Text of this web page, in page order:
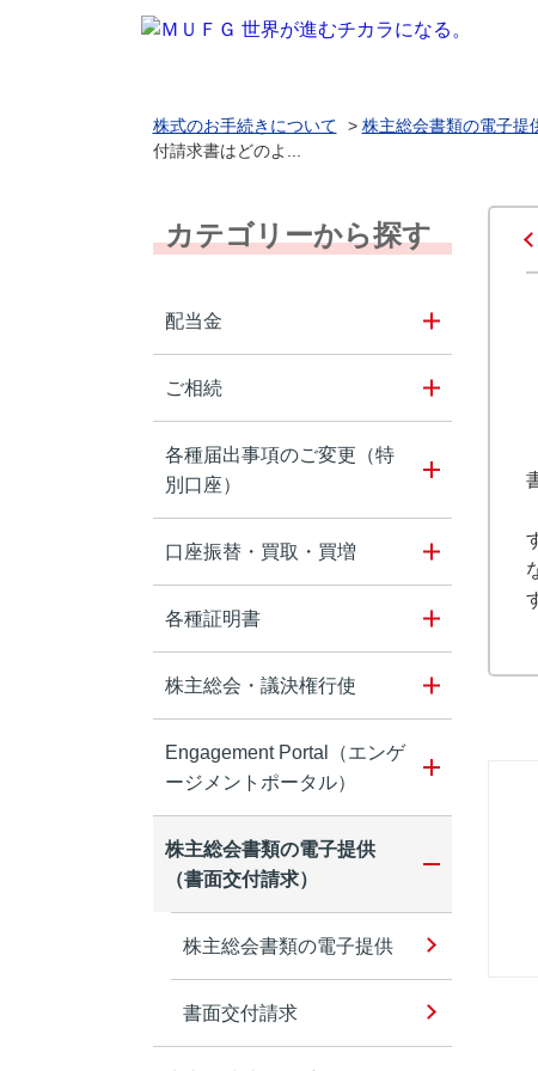
株式のお手続きについて > 株主総会書類の電子提
付請求書はどのよ...
カテゴリーから探す
配当金
ご相続
各種届出事項のご変更（特
別口座）
口座振替・買取・買増
各種証明書
株主総会・議決権行使
Engagement Portal（エンゲ
ージメントポータル）
株主総会書類の電子提供
（書面交付請求）
株主総会書類の電子提供
書面交付請求